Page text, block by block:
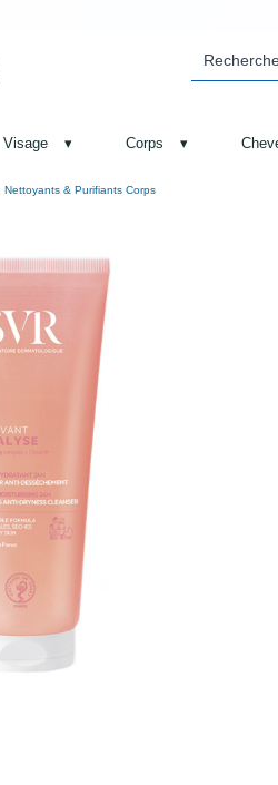
Visage ▾ Corps ▾
Nettoyants & Purifiants Corps